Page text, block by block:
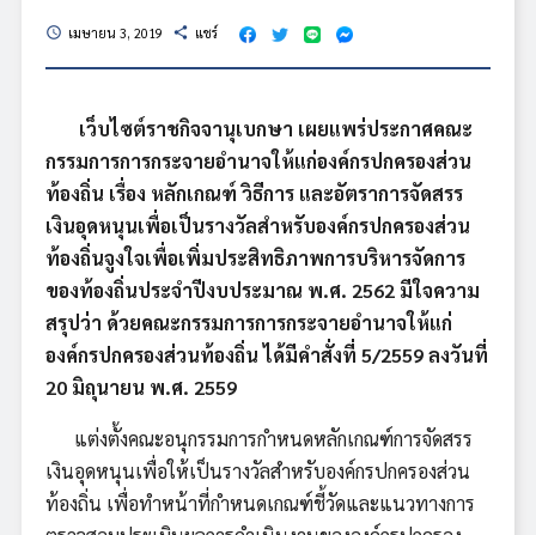
schedule เมษายน 3, 2019 share แชร์
เว็บไซต์ราชกิจจานุเบกษา เผยแพร่ประกาศคณะ
กรรมการการกระจายอำนาจให้แก่องค์กรปกครองส่วน
ท้องถิ่น เรื่อง หลักเกณฑ์ วิธีการ และอัตราการจัดสรร
เงินอุดหนุนเพื่อเป็นรางวัลสำหรับองค์กรปกครองส่วน
ท้องถิ่นจูงใจเพื่อเพิ่มประสิทธิภาพการบริหารจัดการ
ของท้องถิ่นประจำปีงบประมาณ พ.ศ. 2562 มีใจความ
สรุปว่า ด้วยคณะกรรมการการกระจายอำนาจให้แก่
องค์กรปกครองส่วนท้องถิ่น ได้มีคำสั่งที่ 5/2559 ลงวันที่
20 มิถุนายน พ.ศ. 2559
แต่งตั้งคณะอนุกรรมการกำหนดหลักเกณฑ์การจัดสรร
เงินอุดหนุนเพื่อให้เป็นรางวัลสำหรับองค์กรปกครองส่วน
ท้องถิ่น เพื่อทำหน้าที่กำหนดเกณฑ์ชี้วัดและแนวทางการ